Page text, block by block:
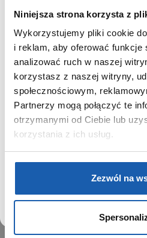
Niniejsza strona korzysta z
Wykorzystujemy pliki cookie
i reklam, aby oferować funkcje
analizować ruch w naszej
korzystasz z naszej witryny,
społecznościowym,
Partnerzy mogą połączyć te
otrzymanymi od Ciebie lub
korzystania z ich usług.
Zezwól na
GRUPA ZIBI
Historia
Misja, wizja i wartości Grupy
Ważne daty
Kariera
Zgoda na ciasteczka
PRODUKTY
Kalkulatory
SIECI SPRZEDAŻY
SZANOWNY
SZANOWNA
Używamy plików cookie
statystycznych i
ruch w tej witrynie,
zapamiętywać